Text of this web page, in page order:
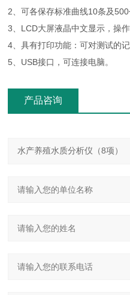
2、可各保存标准曲线10条及500
3、LCD大屏液晶中文显示，操作
4、具有打印功能：可对测试的
5、USB接口，可连接电脑。
产品咨询